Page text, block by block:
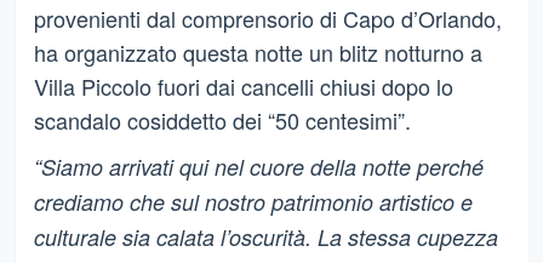
provenienti dal comprensorio di Capo d’Orlando,
ha organizzato questa notte un blitz notturno a
Villa Piccolo fuori dai cancelli chiusi dopo lo
scandalo cosiddetto dei “50 centesimi”.
“Siamo arrivati qui nel cuore della notte perché
crediamo che sul nostro patrimonio artistico e
culturale sia calata l’oscurità. La stessa cupezza